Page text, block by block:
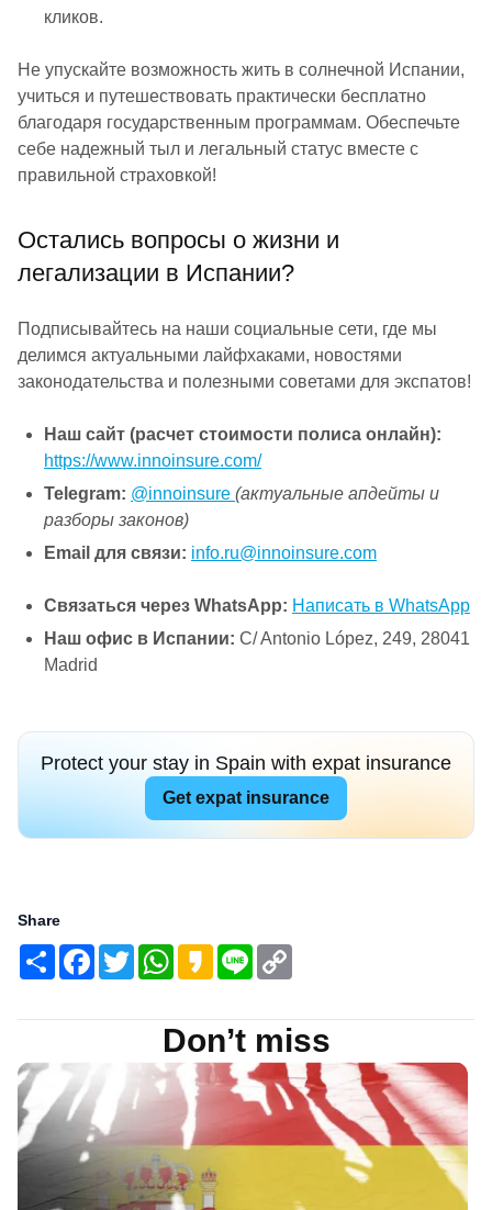
кликов.
Не упускайте возможность жить в солнечной Испании,
учиться и путешествовать практически бесплатно
благодаря государственным программам. Обеспечьте
себе надежный тыл и легальный статус вместе с
правильной страховкой!
Остались вопросы о жизни и
легализации в Испании?
Подписывайтесь на наши социальные сети, где мы
делимся актуальными лайфхаками, новостями
законодательства и полезными советами для экспатов!
Наш сайт (расчет стоимости полиса онлайн):
https://www.innoinsure.com/
Telegram: @innoinsure (актуальные апдейты и
разборы законов)
Email для связи: info.ru@innoinsure.com
Связаться через WhatsApp: Написать в WhatsApp
Наш офис в Испании: C/ Antonio López, 249, 28041
Madrid
Protect your stay in Spain with expat insurance
Get expat insurance
Share
ShareFacebook
TwitterWhatsApp
KakaoLine
Don’t miss